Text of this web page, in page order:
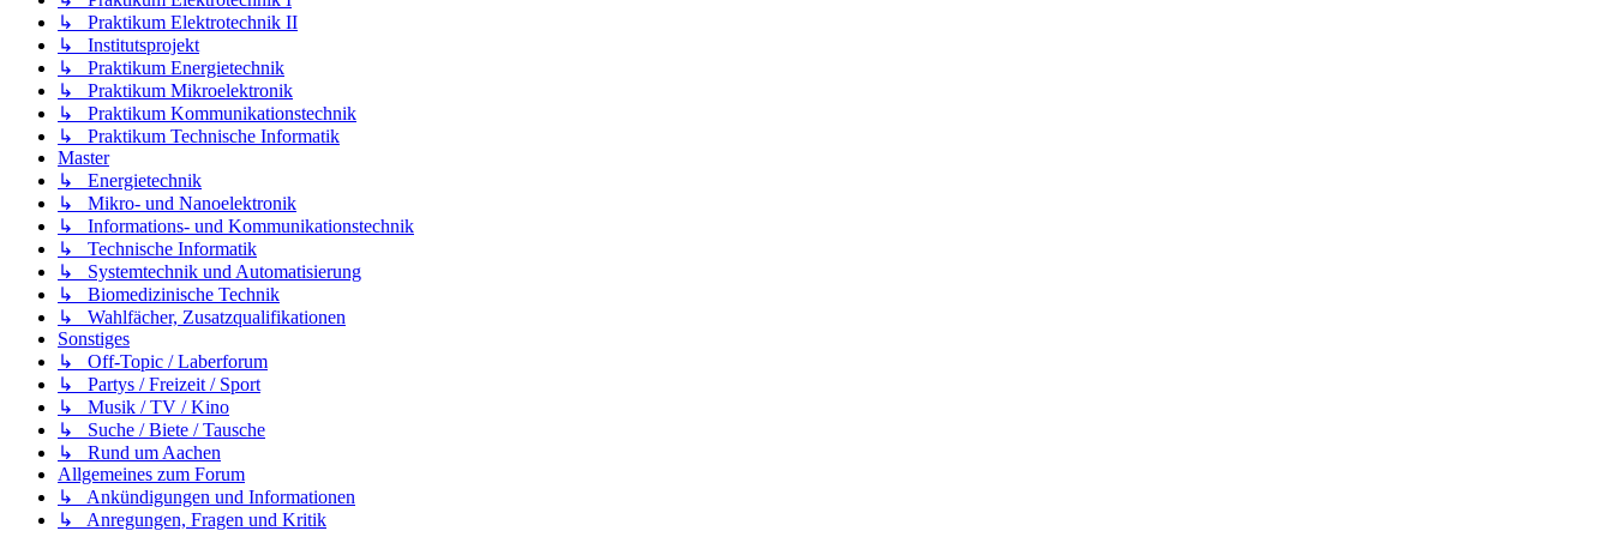
↳ Praktikum Elektrotechnik II
↳ Institutsprojekt
↳ Praktikum Energietechnik
↳ Praktikum Mikroelektronik
↳ Praktikum Kommunikationstechnik
↳ Praktikum Technische Informatik
Master
↳ Energietechnik
↳ Mikro- und Nanoelektronik
↳ Informations- und Kommunikationstechnik
↳ Technische Informatik
↳ Systemtechnik und Automatisierung
↳ Biomedizinische Technik
↳ Wahlfächer, Zusatzqualifikationen
Sonstiges
↳ Off-Topic / Laberforum
↳ Partys / Freizeit / Sport
↳ Musik / TV / Kino
↳ Suche / Biete / Tausche
↳ Rund um Aachen
Allgemeines zum Forum
↳ Ankündigungen und Informationen
↳ Anregungen, Fragen und Kritik